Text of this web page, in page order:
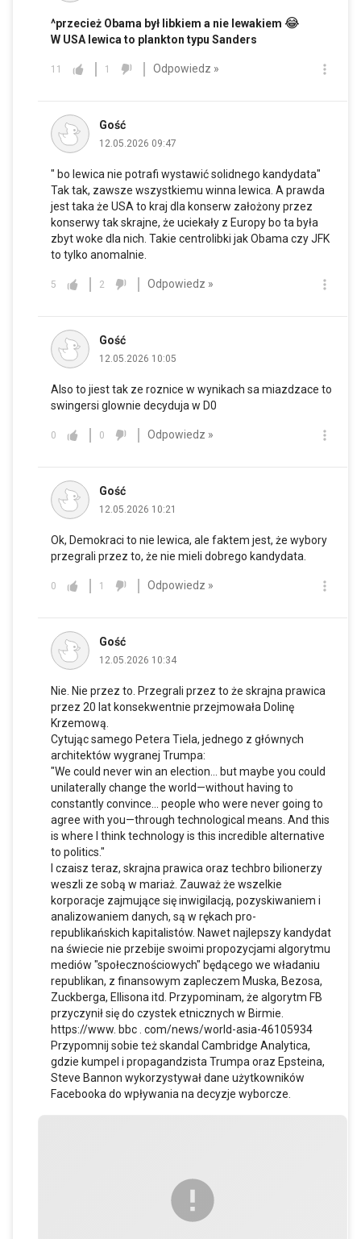
^przecież Obama był libkiem a nie lewakiem 😂
W USA lewica to plankton typu Sanders
11 1 Odpowiedz »
Gość
12.05.2026 09:47
" bo lewica nie potrafi wystawić solidnego kandydata"
Tak tak, zawsze wszystkiemu winna lewica. A prawda
jest taka że USA to kraj dla konserw założony przez
konserwy tak skrajne, że uciekały z Europy bo ta była
zbyt woke dla nich. Takie centrolibki jak Obama czy JFK
to tylko anomalnie.
5 2 Odpowiedz »
Gość
12.05.2026 10:05
Also to jiest tak ze roznice w wynikach sa miazdzace to
swingersi glownie decyduja w D0
0 0 Odpowiedz »
Gość
12.05.2026 10:21
Ok, Demokraci to nie lewica, ale faktem jest, że wybory
przegrali przez to, że nie mieli dobrego kandydata.
0 1 Odpowiedz »
Gość
12.05.2026 10:34
Nie. Nie przez to. Przegrali przez to że skrajna prawica
przez 20 lat konsekwentnie przejmowała Dolinę
Krzemową.
Cytując samego Petera Tiela, jednego z głównych
architektów wygranej Trumpa:
"We could never win an election... but maybe you could
unilaterally change the world—without having to
constantly convince... people who were never going to
agree with you—through technological means. And this
is where I think technology is this incredible alternative
to politics."
I czaisz teraz, skrajna prawica oraz techbro bilionerzy
weszli ze sobą w mariaż. Zauważ że wszelkie
korporacje zajmujące się inwigilacją, pozyskiwaniem i
analizowaniem danych, są w rękach pro-
republikańskich kapitalistów. Nawet najlepszy kandydat
na świecie nie przebije swoimi propozycjami algorytmu
mediów "społecznościowych" będącego we władaniu
republikan, z finansowym zapleczem Muska, Bezosa,
Zuckberga, Ellisona itd. Przypominam, że algorytm FB
przyczynił się do czystek etnicznych w Birmie.
https://www. bbc . com/news/world-asia-46105934
Przypomnij sobie też skandal Cambridge Analytica,
gdzie kumpel i propagandzista Trumpa oraz Epsteina,
Steve Bannon wykorzystywał dane użytkowników
Facebooka do wpływania na decyzje wyborcze.